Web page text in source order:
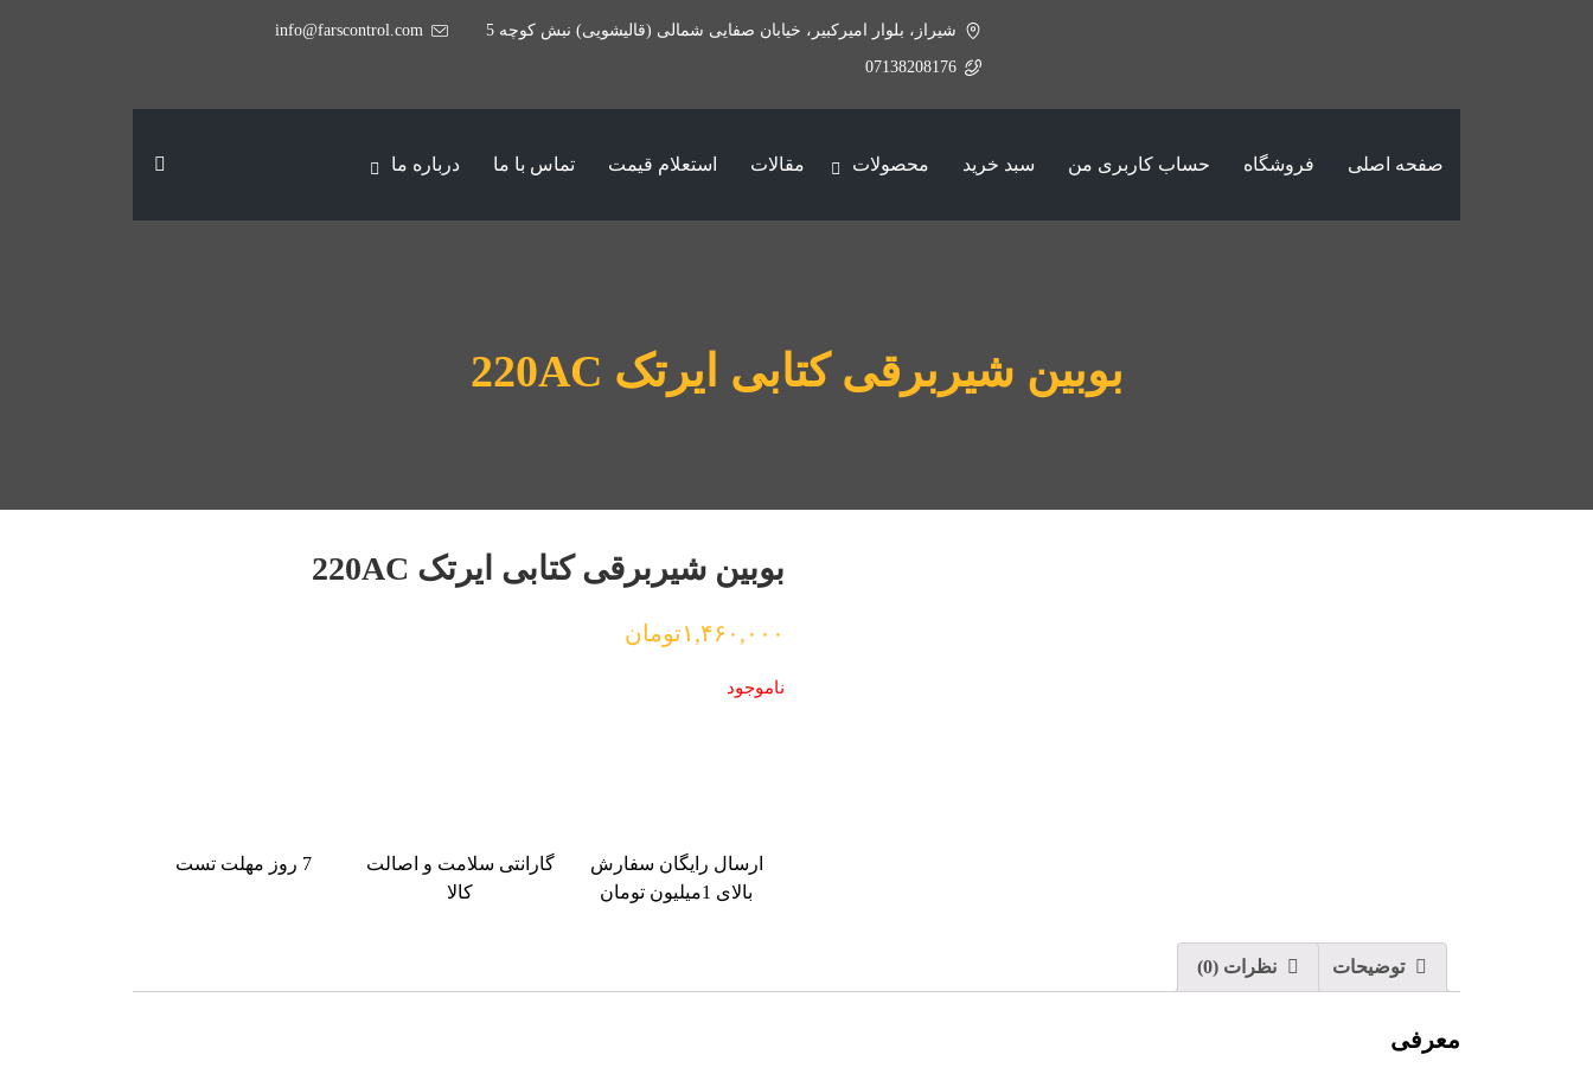
شیراز، بلوار امیرکبیر، خیابان صفایی شمالی (قالیشویی) نبش کوچه 5 info@farscontrol.com
07138208176
صفحه اصلی فروشگاه حساب کاربری من سبد خرید محصولات مقالات استعلام قیمت تماس با ما درباره ما
بوبین شیربرقی کتابی ایرتک 220AC
بوبین شیربرقی کتابی ایرتک 220AC
۱,۴۶۰,۰۰۰تومان
ناموجود
ارسال رایگان سفارش
بالای 1میلیون تومان
گارانتی سلامت و اصالت
کالا
7 روز مهلت تست
توضیحات نظرات (0)
معرفی